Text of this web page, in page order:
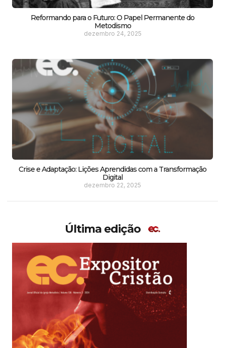
Reformando para o Futuro: O Papel Permanente do
Metodismo
dezembro 24, 2025
Crise e Adaptação: Lições Aprendidas com a Transformação
Digital
dezembro 22, 2025
Última edição